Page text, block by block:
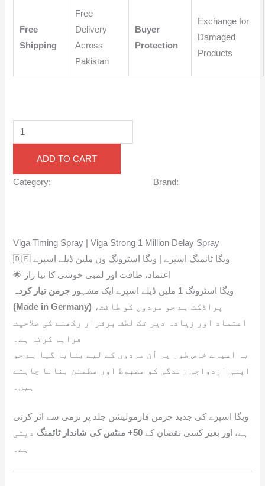
Free
Shipping
Free
Delivery
Across
Pakistan
Buyer
Protection
Exchange for
Damaged
Products
ADD TO CART
Category: Brand:
Viga Timing Spray | Viga Strong 1 Million Delay Spray
🇩🇪 ویگا ٹائمنگ اسپرے | ویگا اسٹرونگ ون ملین ڈیلے اسپرے
🌟 اعتماد، طاقت اور لمبی خوشی کا نیا راز
ویگا اسٹرونگ 1 ملین ڈیلے اسپرے ایک مشہور
جرمن تیار کردہ
(Made in Germany)
اعتماد اور زیادہ دیر تک لطف برقرار رکھنے کی صلاحیت
فراہم کرتا ہے۔
یہ اسپرے خاص طور پر اُن مردوں کے لیے بنایا گیا ہے جو
اپنی ازدواجی زندگی کو مضبوط اور مطمئن بنانا چاہتے
ہیں۔
ویگا اسپرے کی جدید جرمن فارمولیشن جلد پر نرمی سے اثر کرتی
ہے، اور بغیر کسی نقصان کے 50+ منٹس کی شاندار ٹائمنگ
دیتی
ہے۔